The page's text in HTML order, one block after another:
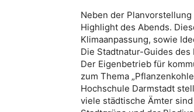
Neben der
Highlight des Abends.
Klimaanpassung, sowie
Die Stadtnatur-Guides
Der Eigenbetrieb für
zum Thema
Hochschule Darmstadt
viele städtische Ämter